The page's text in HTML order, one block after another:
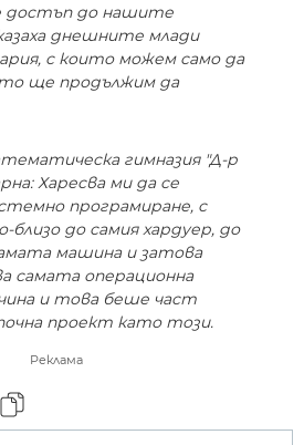
достъп до нашите
днешните млади
с които можем само да
ще продължим да
гимназия "Д-р
Харесва ми да се
програмиране, с
близо до самия хардуер, до
машина и затова
самата операционна
и това беше част
проект като този.
Реклама